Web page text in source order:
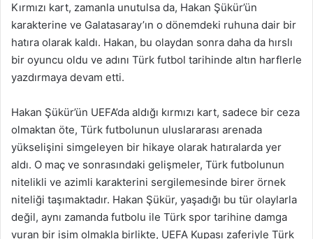
Kırmızı kart, zamanla unutulsa da, Hakan Şükür’ün
karakterine ve Galatasaray’ın o dönemdeki ruhuna dair bir
hatıra olarak kaldı. Hakan, bu olaydan sonra daha da hırslı
bir oyuncu oldu ve adını Türk futbol tarihinde altın harflerle
yazdırmaya devam etti.
Hakan Şükür’ün UEFA’da aldığı kırmızı kart, sadece bir ceza
olmaktan öte, Türk futbolunun uluslararası arenada
yükselişini simgeleyen bir hikaye olarak hatıralarda yer
aldı. O maç ve sonrasındaki gelişmeler, Türk futbolunun
nitelikli ve azimli karakterini sergilemesinde birer örnek
niteliği taşımaktadır. Hakan Şükür, yaşadığı bu tür olaylarla
değil, aynı zamanda futbolu ile Türk spor tarihine damga
vuran bir isim olmakla birlikte, UEFA Kupası zaferiyle Türk